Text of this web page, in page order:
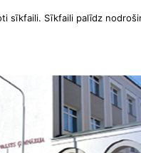
sīkfaili. Sīkfaili palīdz